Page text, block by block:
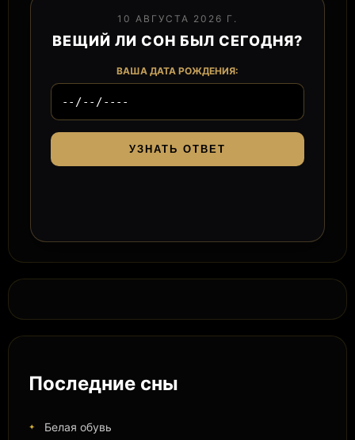
10 АВГУСТА 2026 Г.
ВЕЩИЙ ЛИ СОН БЫЛ СЕГОДНЯ?
ВАША ДАТА РОЖДЕНИЯ:
УЗНАТЬ ОТВЕТ
Последние сны
Белая обувь